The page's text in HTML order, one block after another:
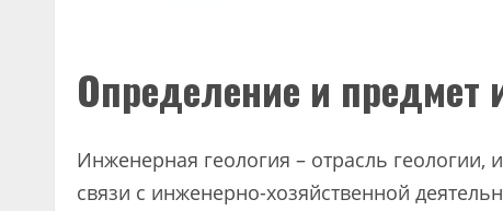
Определение и предмет
Инженерная геология – отрасль
связи с инженерно-хозяйственной